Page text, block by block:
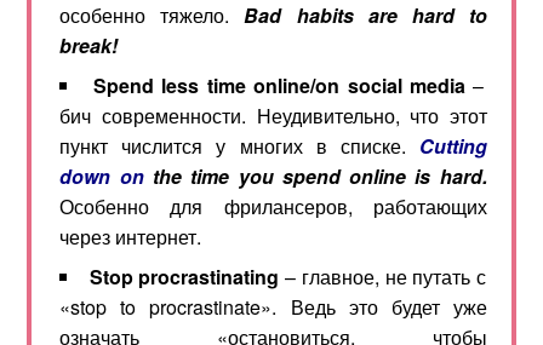
особенно тяжело.Bad habits are hard to
break!
Spend less time online/on social media–
бич современности. Неудивительно, что этот
пункт числится у многих в списке. Cutting
down onthe time you spend online is hard.
Особенно для фрилансеров, работающих
через интернет.
Stop procrastinating – главное, не путать с
«stop to procrastinate». Ведь это будет уже
означать «остановиться, чтобы